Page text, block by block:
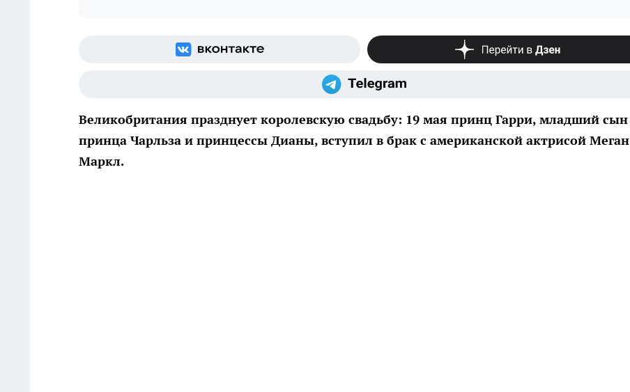
Великобритания празднует королевскую свадьбу: 19 мая принц Гарри, младший сын
принца Чарльза и принцессы Дианы, вступил в брак с американской актрисой Меган
Маркл.